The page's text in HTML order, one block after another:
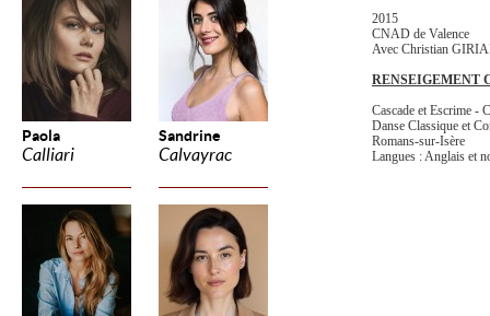
Paola
Calliari
Sandrine
Calvayrac
2015
CNAD de Valence
Avec Christian
RENSEIGEMENT
Cascade et Escrime -
Danse Classique et
Romans-sur-Isère
Langues : Anglais et